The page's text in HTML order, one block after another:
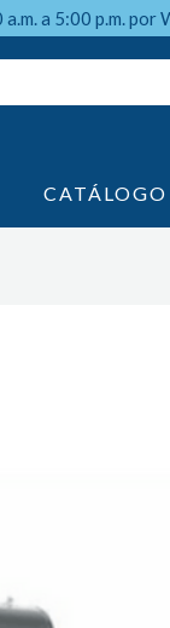
a 5:00 p.m. por
CATÁLOGO